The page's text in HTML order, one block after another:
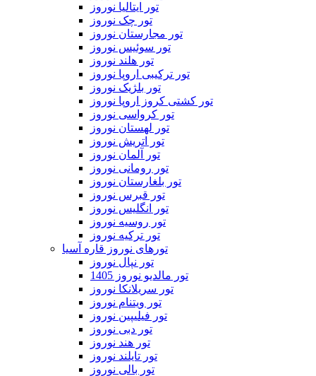
تور ایتالیا نوروز
تور چک نوروز
تور مجارستان نوروز
تور سوئیس نوروز
تور هلند نوروز
تور ترکیبی اروپا نوروز
تور بلژیک نوروز
تور کشتی کروز اروپا نوروز
تور کرواسی نوروز
تور لهستان نوروز
تور اتریش نوروز
تور آلمان نوروز
تور رومانی نوروز
تور بلغارستان نوروز
تور قبرس نوروز
تور انگلیس نوروز
تور روسیه نوروز
تور ترکیه نوروز
تورهای نوروز قاره آسیا
تور نپال نوروز
تور مالدیو نوروز 1405
تور سریلانکا نوروز
تور ویتنام نوروز
تور فیلیپین نوروز
تور دبی نوروز
تور هند نوروز
تور تایلند نوروز
تور بالی نوروز